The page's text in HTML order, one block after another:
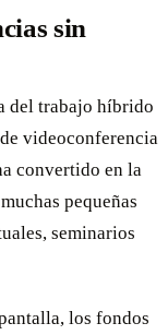
sin
del trabajo híbrido
videoconferencia
convertido en la
pequeñas
seminarios
los fondos